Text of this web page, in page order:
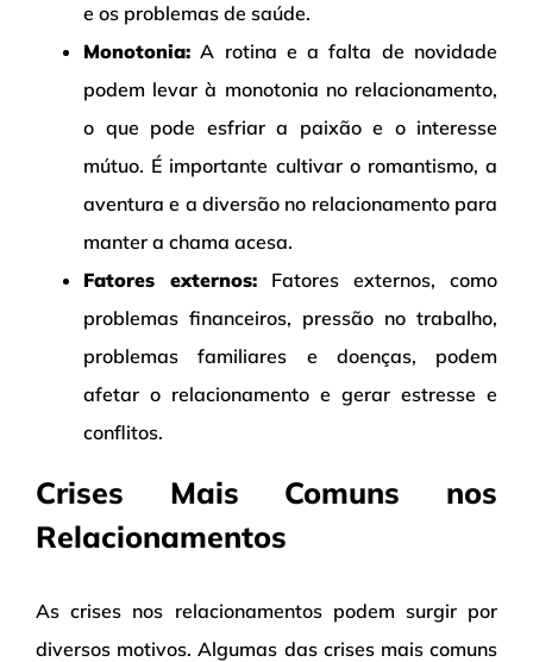
e os problemas de saúde.
Monotonia: A rotina e a falta de novidade
podem levar à monotonia no relacionamento,
o que pode esfriar a paixão e o interesse
mútuo. É importante cultivar o romantismo, a
aventura e a diversão no relacionamento para
manter a chama acesa.
Fatores externos: Fatores externos, como
problemas financeiros, pressão no trabalho,
problemas familiares e doenças, podem
afetar o relacionamento e gerar estresse e
conflitos.
Crises Mais Comuns nos
Relacionamentos
As crises nos relacionamentos podem surgir por
diversos motivos. Algumas das crises mais comuns